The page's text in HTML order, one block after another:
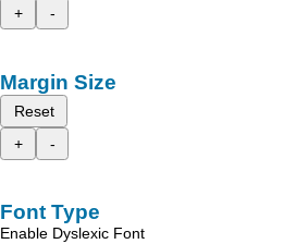
+
-
Margin Size
Reset
+
-
Font Type
Enable Dyslexic Font